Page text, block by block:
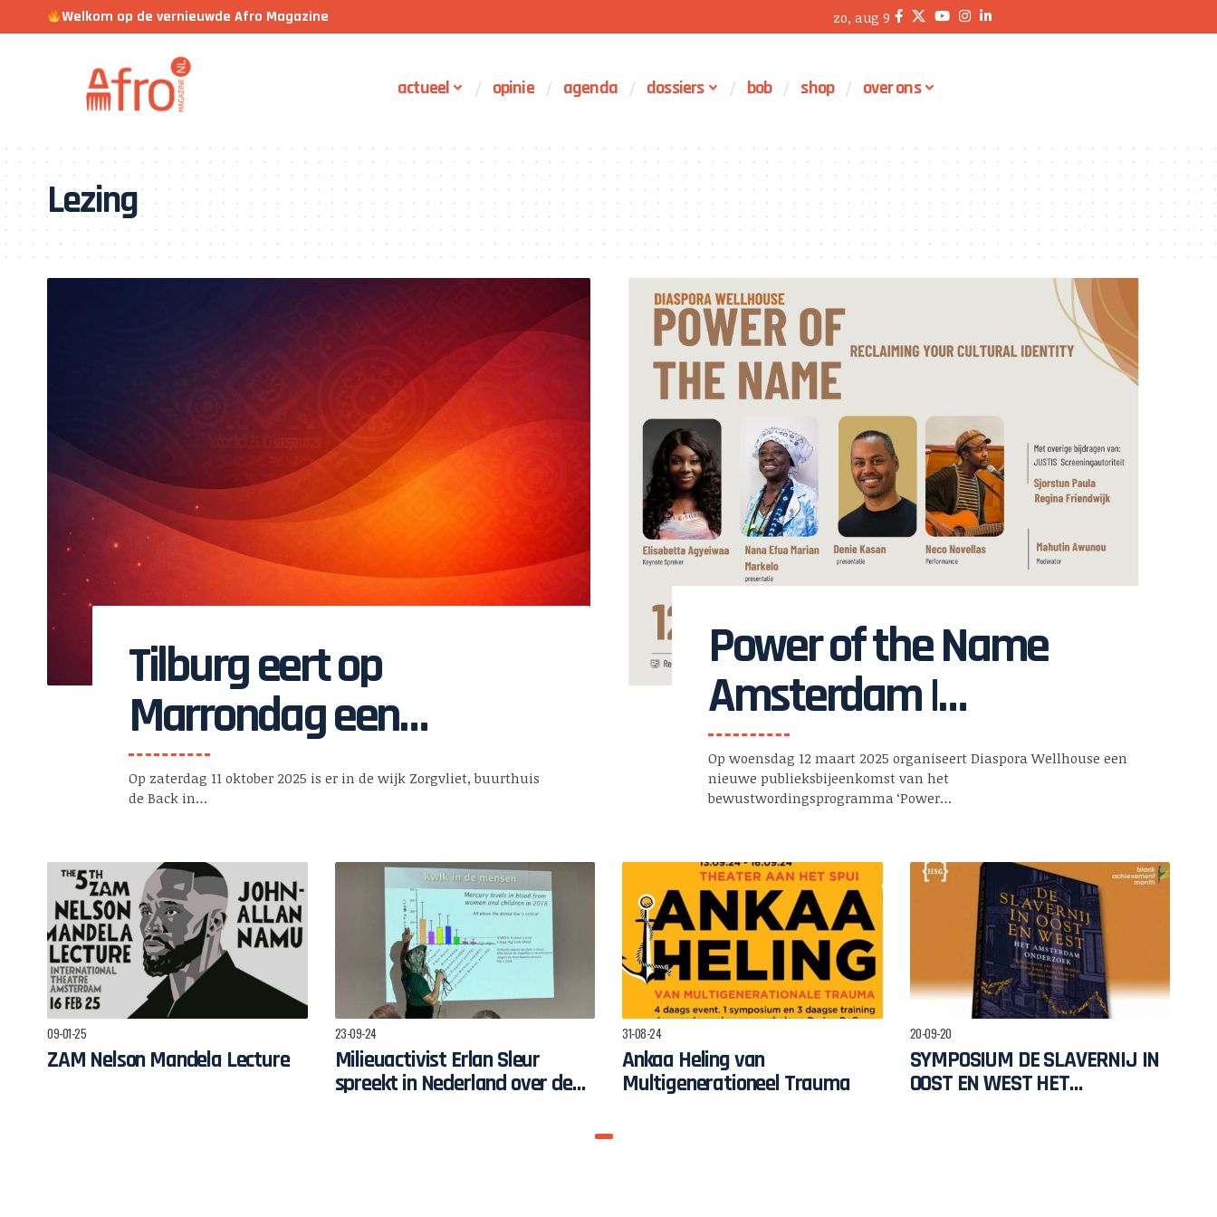
Welkom op de vernieuwde Afro Magazine zo, aug 9
actueel opinie agenda dossiers bob shop over ons
Lezing
Tilburg eert op
Marrondag een
vergeten geschiedenis
Op zaterdag 11 oktober 2025 is er in de wijk Zorgvliet, buurthuis
de Back in…
Power of the Name
Amsterdam |
Bijlmerparktheater | 12
maart
Op woensdag 12 maart 2025 organiseert Diaspora Wellhouse een
nieuwe publieksbijeenkomst van het
bewustwordingsprogramma ‘Power…
09-01-25
ZAM Nelson Mandela Lecture
23-09-24
Milieuactivist Erlan Sleur
spreekt in Nederland over de
31-08-24
Ankaa Heling van
Multigenerationeel Trauma
20-09-20
SYMPOSIUM DE SLAVERNIJ IN
OOST EN WEST HET